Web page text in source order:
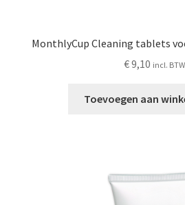
MonthlyCup Cleaning tablets
€9,10 incl. BTW
Toevoegen aan